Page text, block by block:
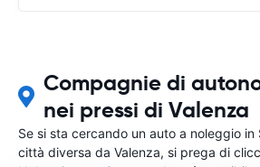
Compagnie di
nei pressi di Valenza
Se si sta cercando un auto a noleggio in
città diversa da Valenza, si prega di